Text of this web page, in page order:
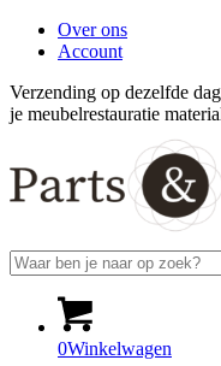
Over ons
Account
Verzending op dezelfde dag
je meubelrestauratie
0Winkelwagen